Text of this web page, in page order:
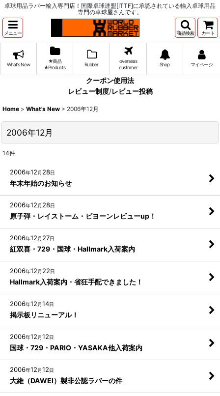
卓球用品ラバー輸入専門店！国際卓球連盟[ITTF]に承認されている輸入卓球用品
専門の卓球屋さんです。
メニュー 商品検索 カート
What's New
★商品
★Products
Rubber
overseas
customer
Shop マイページ
クーポン使用法
レビュー制度/レビュー投稿
Home > What's New > 2006年12月
2006年12月
14件
2006年12 月 28日
年末年始のお知らせ
2006年12 月 28日
原子弾・レイストーム・ビヨーンレビューup！
2006年12 月 27日
紅双喜・729・国球・Hallmark入荷案内
2006年12 月 22日
Hallmark入荷案内・省狂手配できました！
2006年12 月14日
掲示板リニューアル！
2006年12 月12日
国球・729・PARIO・YASAKA他入荷案内
2006年12 月12日
大維（DAWEI）製非公認ラバーの件